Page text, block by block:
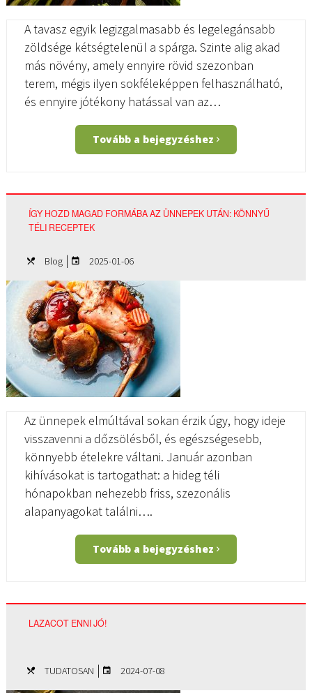
A tavasz egyik legizgalmasabb és legelegánsabb
zöldsége kétségtelenül a spárga. Szinte alig akad
más növény, amely ennyire rövid szezonban
terem, mégis ilyen sokféleképpen felhasználható,
és ennyire jótékony hatással van az…
Tovább a bejegyzéshez
ÍGY HOZD MAGAD FORMÁBA AZ ÜNNEPEK UTÁN: KÖNNYŰ
TÉLI RECEPTEK
Blog| 2025-01-06
Az ünnepek elmúltával sokan érzik úgy, hogy ideje
visszavenni a dőzsölésből, és egészségesebb,
könnyebb ételekre váltani. Január azonban
kihívásokat is tartogathat: a hideg téli
hónapokban nehezebb friss, szezonális
alapanyagokat találni….
Tovább a bejegyzéshez
LAZACOT ENNI JÓ!
TUDATOSAN | 2024-07-08